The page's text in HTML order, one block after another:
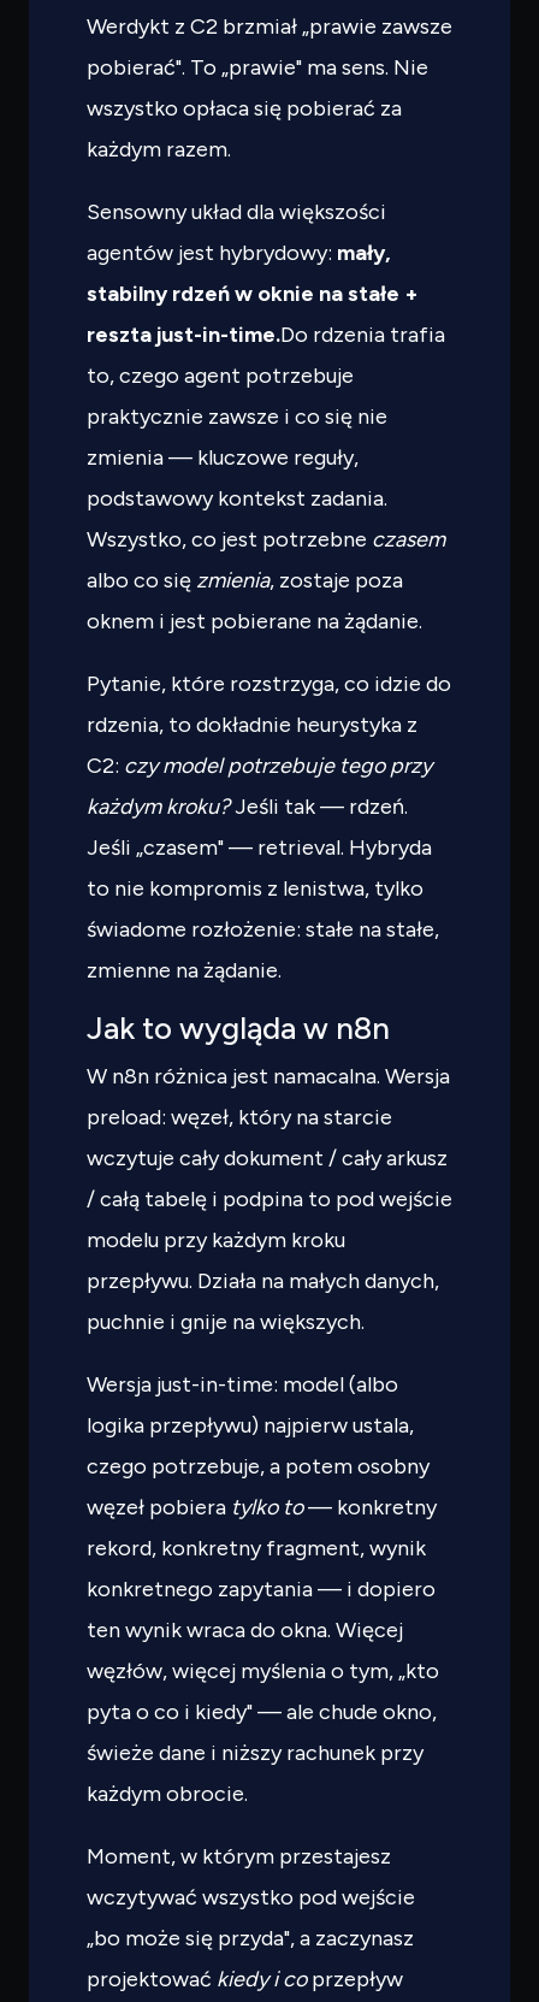
Werdykt z C2 brzmiał „prawie zawsze
pobierać". To „prawie" ma sens. Nie
wszystko opłaca się pobierać za
każdym razem.
Sensowny układ dla większości
agentów jest hybrydowy: mały,
stabilny rdzeń w oknie na stałe +
reszta just-in-time.Do rdzenia trafia
to, czego agent potrzebuje
praktycznie zawsze i co się nie
zmienia — kluczowe reguły,
podstawowy kontekst zadania.
Wszystko, co jest potrzebne czasem
albo co się zmienia, zostaje poza
oknem i jest pobierane na żądanie.
Pytanie, które rozstrzyga, co idzie do
rdzenia, to dokładnie heurystyka z
C2: czy model potrzebuje tego przy
każdym kroku?Jeśli tak — rdzeń.
Jeśli „czasem" — retrieval. Hybryda
to nie kompromis z lenistwa, tylko
świadome rozłożenie: stałe na stałe,
zmienne na żądanie.
Jak to wygląda w n8n
W n8n różnica jest namacalna. Wersja
preload: węzeł, który na starcie
wczytuje cały dokument / cały arkusz
/ całą tabelę i podpina to pod wejście
modelu przy każdym kroku
przepływu. Działa na małych danych,
puchnie i gnije na większych.
Wersja just-in-time: model (albo
logika przepływu) najpierw ustala,
czego potrzebuje, a potem osobny
węzeł pobiera tylko to— konkretny
rekord, konkretny fragment, wynik
konkretnego zapytania — i dopiero
ten wynik wraca do okna. Więcej
węzłów, więcej myślenia o tym, „kto
pyta o co i kiedy" — ale chude okno,
świeże dane i niższy rachunek przy
każdym obrocie.
Moment, w którym przestajesz
wczytywać wszystko pod wejście
„bo może się przyda", a zaczynasz
projektować kiedy i coprzepływ